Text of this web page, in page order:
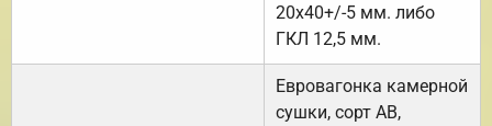
20х40+/-5 мм. либо
ГКЛ 12,5 мм.
Евровагонка камерной
сушки, сорт АВ,